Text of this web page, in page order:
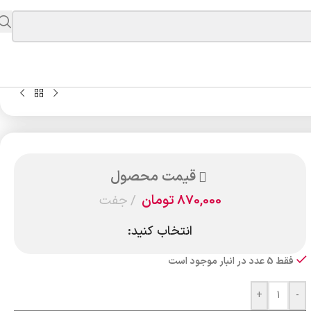
قیمت محصول
870,000تومان جفت
انتخاب کنید:
فقط 5 عدد در انبار موجود است
-
+